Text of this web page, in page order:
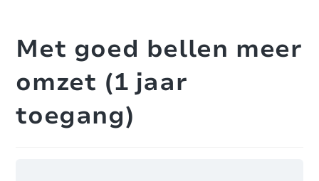
Met goed bellen meer
omzet (1 jaar
toegang)